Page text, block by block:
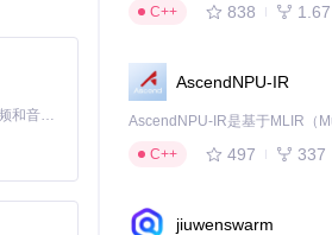
！
代码
MiniMax H3 是一个通用的全模态生成系统。它支持对由文本、图像、视频和音频组成的多模态上下文进行统一理解，并能生成分辨率高达 2K、时长可达 15 秒的带原生立体声音频的视频。得益于面向任务泛化的系统设计，H3 在预训练阶段就已具备广泛的多模态上下文理解与生成能力，能够出色地执行复杂的多模态指令。
C++
838
AscendNPU-IR
C++
497 337
jiuwenswarm